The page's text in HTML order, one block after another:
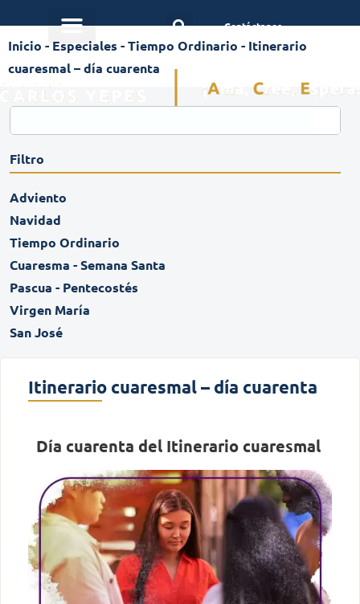
Contáctanos
Inicio - Especiales -Tiempo Ordinario - Itinerario
cuaresmal – día cuarenta
Filtro
Adviento
Navidad
Tiempo Ordinario
Cuaresma - Semana Santa
Pascua - Pentecostés
Virgen María
San José
Itinerario cuaresmal – día cuarenta
Día cuarenta del Itinerario cuaresmal